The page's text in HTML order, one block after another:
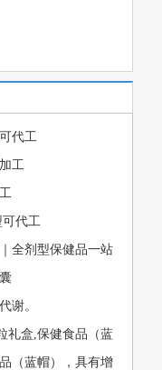
代工
工
代工
全剂型保健品一站
谢。
礼盒,保健食品（蓝
] （蓝帽），具有增